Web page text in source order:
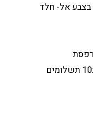
בצבע אל- חלד